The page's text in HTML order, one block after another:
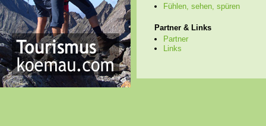
Fühlen, sehen, spüren
Partner & Links
Partner
Links